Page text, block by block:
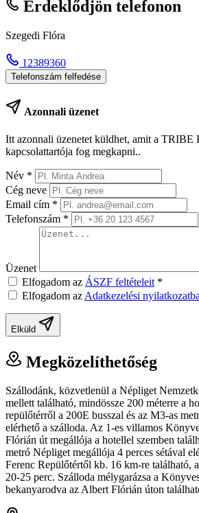
Érdeklődjön telefonon
Szegedi Flóra
12389360
Telefonszám felfedése
Azonnali üzenet
Itt azonnali üzenetet küldhet, amit a TRIBE
kapcsolattartója fog megkapni..
Név *
Cég neve
Email cím *
Telefonszám *
Üzenet
Elfogadom az ÁSZF feltételeit *
Elfogadom az Adatkezelési
Elküld
Megközelíthetőség
Szállodánk, közvetlenül a Népliget
mellett található, mindössze 200 méterre a
repülőtérről a 200E busszal és az M3-as
elérhető a szálloda. Az 1-es villamos
Flórián út megállója a hotellel szemben
metró Népliget megállója 4 perces sétával
Ferenc Repülőtértől kb. 16 km-re található,
20-25 perc. Szálloda mélygarázsa a
bekanyarodva az Albert Flórián úton